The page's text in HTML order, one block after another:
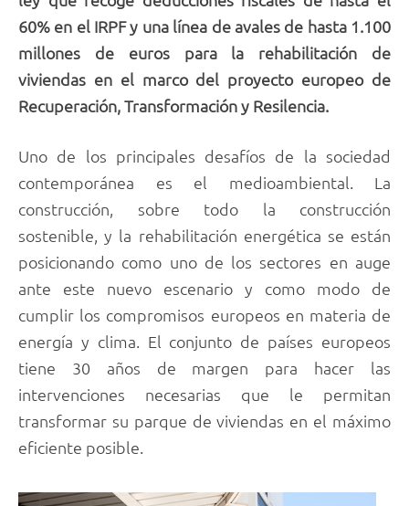
60% en el IRPF y una línea de avales de hasta 1.100
millones de euros para la rehabilitación de
viviendas en el marco del proyecto europeo de
Recuperación, Transformación y Resilencia.
Uno de los principales desafíos de la sociedad
contemporánea es el medioambiental. La
construcción, sobre todo la construcción
sostenible, y la rehabilitación energética se están
posicionando como uno de los sectores en auge
ante este nuevo escenario y como modo de
cumplir los compromisos europeos en materia de
energía y clima. El conjunto de países europeos
tiene 30 años de margen para hacer las
intervenciones necesarias que le permitan
transformar su parque de viviendas en el máximo
eficiente posible.